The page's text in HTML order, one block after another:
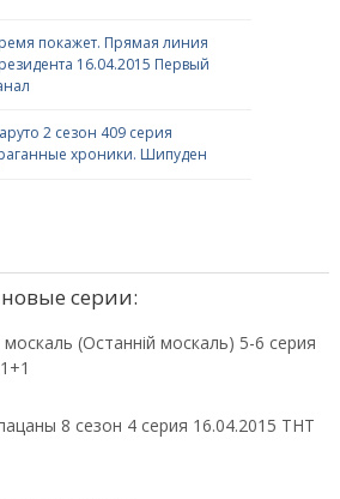
покажет. Прямая линия
16.04.2015 Первый
2 сезон 409 серия
хроники. Шипуден
серии:
(Останній москаль) 5-6 серия
8 сезон 4 серия 16.04.2015 ТНТ